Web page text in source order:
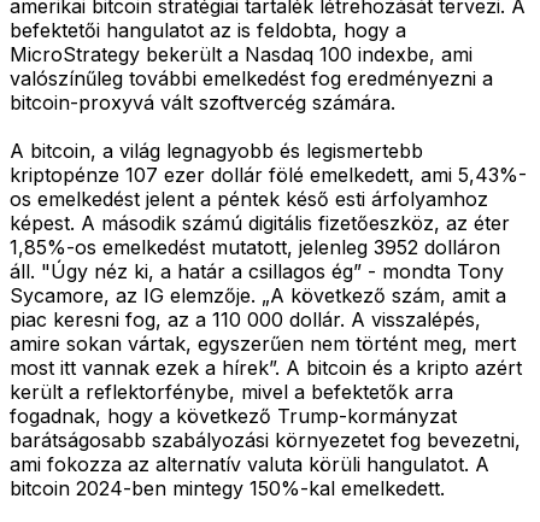
amerikai bitcoin stratégiai tartalék létrehozását tervezi. A
befektetői hangulatot az is feldobta, hogy a
MicroStrategy bekerült a Nasdaq 100 indexbe, ami
valószínűleg további emelkedést fog eredményezni a
bitcoin-proxyvá vált szoftvercég számára.
A bitcoin, a világ legnagyobb és legismertebb
kriptopénze 107 ezer dollár fölé emelkedett, ami 5,43%-
os emelkedést jelent a péntek késő esti árfolyamhoz
képest. A második számú digitális fizetőeszköz, az éter
1,85%-os emelkedést mutatott, jelenleg 3952 dolláron
áll. "Úgy néz ki, a határ a csillagos ég” - mondta Tony
Sycamore, az IG elemzője. „A következő szám, amit a
piac keresni fog, az a 110 000 dollár. A visszalépés,
amire sokan vártak, egyszerűen nem történt meg, mert
most itt vannak ezek a hírek”. A bitcoin és a kripto azért
került a reflektorfénybe, mivel a befektetők arra
fogadnak, hogy a következő Trump-kormányzat
barátságosabb szabályozási környezetet fog bevezetni,
ami fokozza az alternatív valuta körüli hangulatot. A
bitcoin 2024-ben mintegy 150%-kal emelkedett.